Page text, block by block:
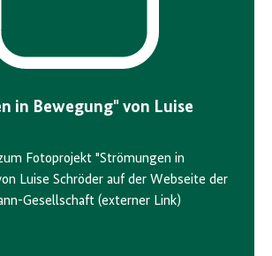
in Bewegung" von Luise
Fotoprojekt "Strömungen in
Luise Schröder auf der Webseite der
Gesellschaft (externer Link)